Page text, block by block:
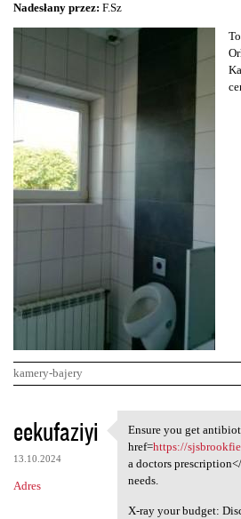
Nadesłany przez: F.Sz
kamery-bajery
K
o
m
e
eekufaziyi
13.10.2024
Adres
Ensure you get
Ensure you get
href=https://
a doctors
needs.
X-ray your budget: